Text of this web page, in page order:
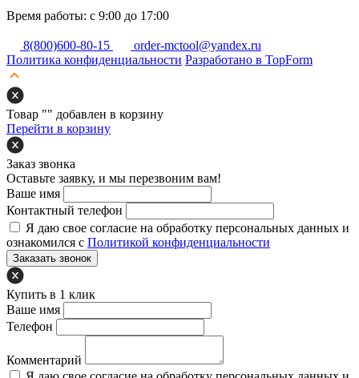
Время работы: с 9:00 до 17:00
8(800)600-80-15
order-mctool@yandex.ru
Политика конфиденциальности Разработано в TopForm
Товар "" добавлен в корзину
Перейти в корзину
Заказ звонка
Оставьте заявку, и мы перезвоним вам!
Ваше имя
Контактный телефон
Я даю свое согласие на обработку персональных данных и
ознакомился с Политикой конфиденциальности
Заказать звонок
Купить в 1 клик
Ваше имя
Телефон
Комментарий